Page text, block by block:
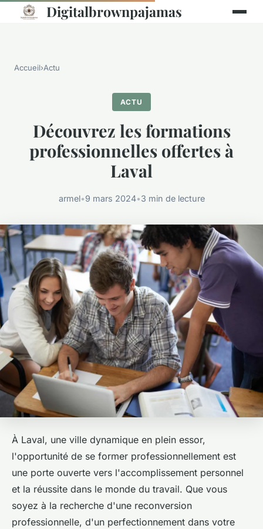
Digitalbrownpajamas
Accueil›Actu
ACTU
Découvrez les formations
professionnelles offertes à
Laval
armel•9 mars 2024•3 min de lecture
À Laval, une ville dynamique en plein essor,
l'opportunité de se former professionnellement est
une porte ouverte vers l'accomplissement personnel
et la réussite dans le monde du travail. Que vous
soyez à la recherche d'une reconversion
professionnelle, d'un perfectionnement dans votre